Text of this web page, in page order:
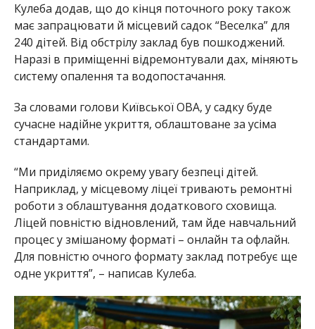
Кулеба додав, що до кінця поточного року також
має запрацювати й місцевий садок “Веселка” для
240 дітей. Від обстрілу заклад був пошкоджений.
Наразі в приміщенні відремонтували дах, міняють
систему опалення та водопостачання.
За словами голови Київської ОВА, у садку буде
сучасне надійне укриття, облаштоване за усіма
стандартами.
“Ми приділяємо окрему увагу безпеці дітей.
Наприклад, у місцевому ліцеї тривають ремонтні
роботи з облаштування додаткового сховища.
Ліцей повністю відновлений, там йде навчальний
процес у змішаному форматі – онлайн та офлайн.
Для повністю очного формату заклад потребує ще
одне укриття”, – написав Кулеба.